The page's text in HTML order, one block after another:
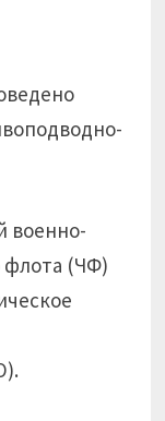
военно-
флота (ЧФ)